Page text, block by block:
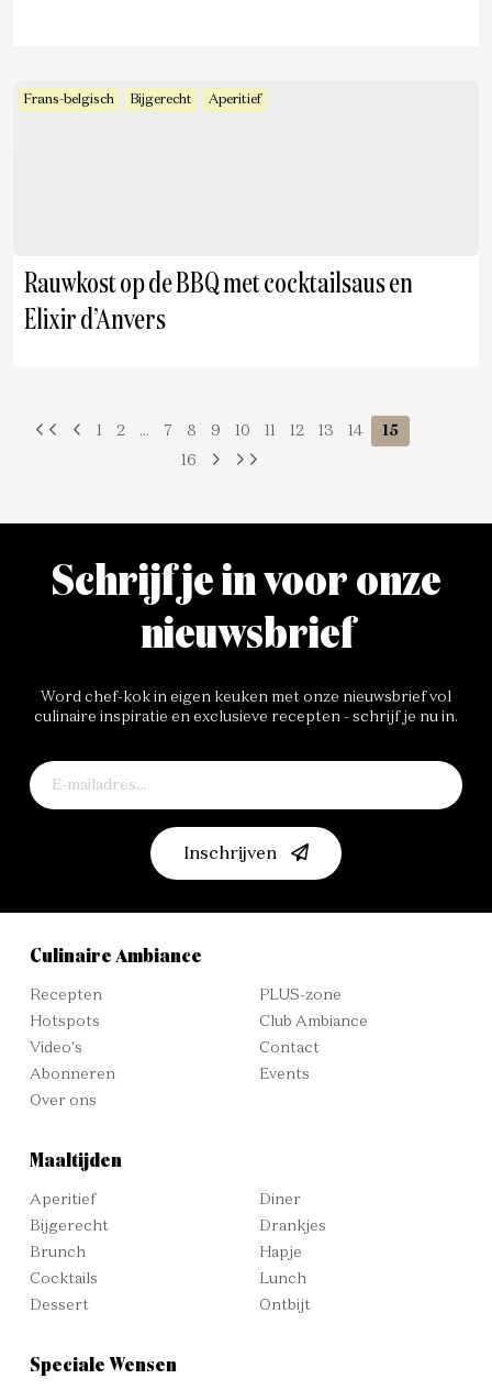
Frans-belgisch Bijgerecht Aperitief
Rauwkost op de BBQ met cocktailsaus en
Elixir d’Anvers
1 2 ... 7 8 9 10 11 12 13 14
15
16
Schrijf je in voor onze
nieuwsbrief
Word chef-kok in eigen keuken met onze nieuwsbrief vol
culinaire inspiratie en exclusieve recepten - schrijf je nu in.
Inschrijven
Culinaire Ambiance
Recepten
Hotspots
Video's
Abonneren
Over ons
PLUS-zone
Club Ambiance
Contact
Events
Maaltijden
Aperitief
Bijgerecht
Brunch
Cocktails
Dessert
Diner
Drankjes
Hapje
Lunch
Ontbijt
Speciale Wensen